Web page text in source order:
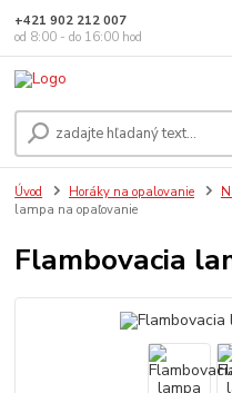
+421 902 212 007
od 8:00 - do 16:00 hod
Úvod Horáky na opalovanie
lampa na opaľovanie
Flambovacia